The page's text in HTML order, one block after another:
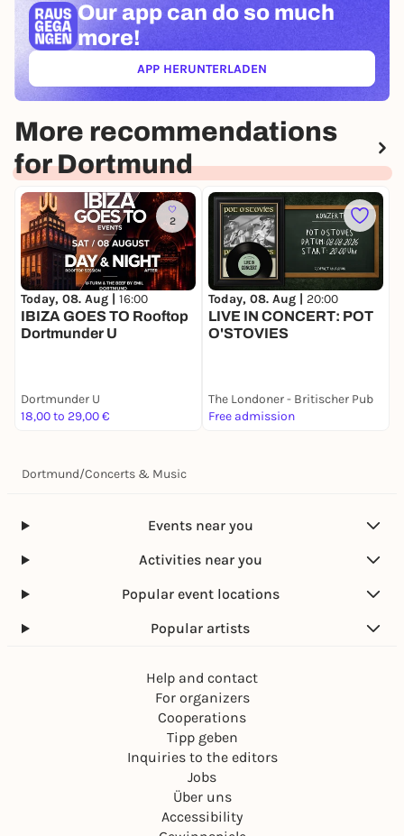
Our app can do so much
more!
APP HERUNTERLADEN(ÖFFNET IN NEUEM TAB)
More recommendations
for Dortmund
2
Today, 08. Aug | 16:00
IBIZA GOES TO Rooftop
Dortmunder U
Dortmunder U
18,00 to 29,00 €
Today, 08. Aug | 20:00
LIVE IN CONCERT: POT
O'STOVIES
The Londoner - Britischer Pub
Free admission
Dortmund/Concerts & Music
Events near you
Activities near you
Popular event locations
Popular artists
Help and contact
For organizers
Cooperations
Tipp geben
Inquiries to the editors
Jobs
Über uns
Accessibility